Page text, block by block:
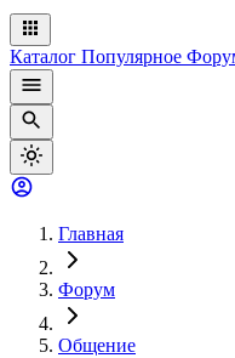
Каталог Популярное
Главная
Форум
Общение